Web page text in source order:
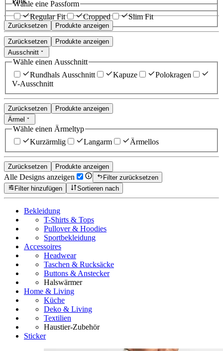
Zurücksetzen Produkte anzeigen
Wähle eine Passform
Regular Fit
Cropped Slim Fit
Zurücksetzen
Produkte anzeigen
Ausschnitt
Wähle einen Ausschnitt
Rundhals Ausschnitt
Kapuze
Polokragen
V-Ausschnitt
Zurücksetzen
Produkte anzeigen
Ärmel
Wähle einen Ärmeltyp
Kurzärmlig
Langarm Ärmellos
Zurücksetzen Produkte anzeigen
Alle Designs anzeigen
Filter zurücksetzen
Filter hinzufügen
Sortieren nach
Bekleidung
T-Shirts & Tops
Pullover & Hoodies
Sportbekleidung
Accessoires
Headwear
Taschen & Rucksäcke
Buttons & Anstecker
Halswärmer
Home & Living
Küche
Deko & Living
Textilien
Haustier-Zubehör
Sticker